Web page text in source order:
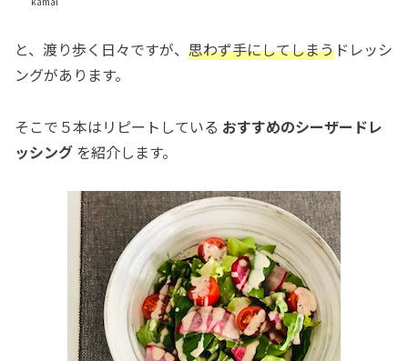
と、渡り歩く日々ですが、 思わず手にしてしまうドレッシ
ングがあります。
そこで５本はリピートしている おすすめのシーザードレ
ッシング を紹介します。